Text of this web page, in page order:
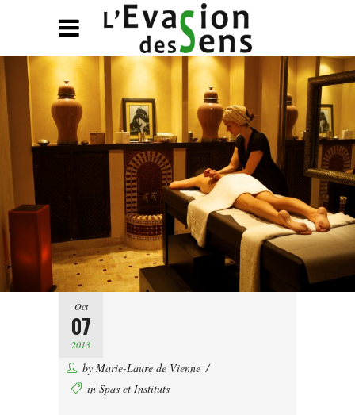
Oct
07
2013
by Marie-Laure de Vienne
in Spas et Instituts